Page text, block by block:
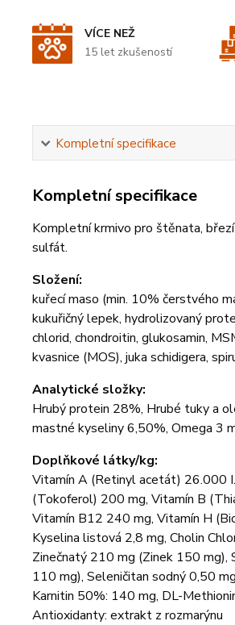
VÍCE NEŽ
15 let zkušeností
Kompletní specifikace
Kompletní specifikace
Kompletní krmivo pro štěnata,
sulfát.
Složení:
kuřecí maso (min. 10% čerstvého
kukuřičný lepek, hydrolizovaný
chlorid, chondroitin, glukosamin,
kvasnice (MOS), juka schidigera,
Analytické složky:
Hrubý protein 28%, Hrubé tuky a
mastné kyseliny 6,50%, Omega 3
Doplňkové látky/kg:
Vitamín A (Retinyl acetát) 26.000
(Tokoferol) 200 mg, Vitamín B
Vitamín B12 240 mg, Vitamín H
Kyselina listová 2,8 mg, Cholin
Zinečnatý 210 mg (Zinek 150
110 mg), Seleničitan sodný 0,50
Karnitin 50%: 140 mg, DL-
Antioxidanty: extrakt z rozmarýnu